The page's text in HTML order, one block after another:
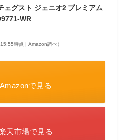
ェグスト ジェニオ2 プレミアム
WR
時点 | Amazon調べ）
Amazonで見る
天市場で見る